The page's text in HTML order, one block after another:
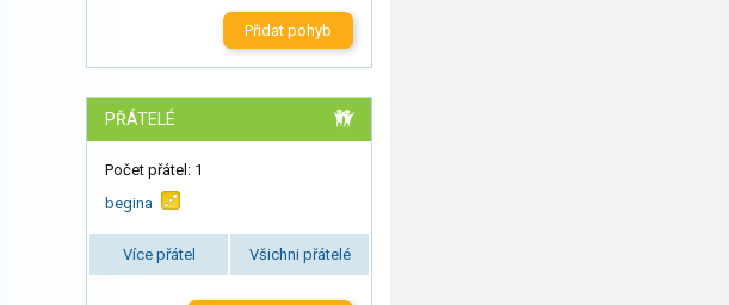
Přidat pohyb
PŘÁTELÉ
Počet přátel: 1
begina
Více přátel Všichni přátelé